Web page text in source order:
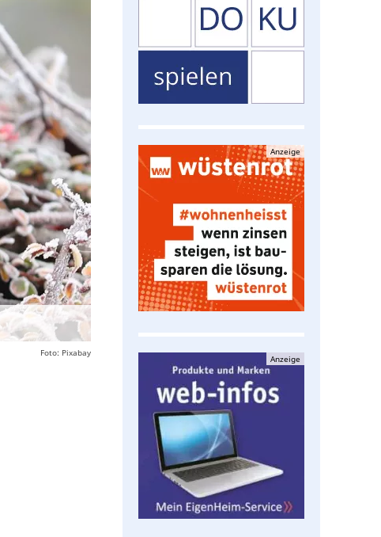
Foto: Pixabay
Anzeige
Anzeige